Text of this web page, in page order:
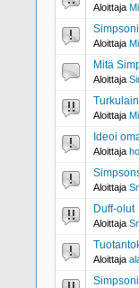
Aloittaja
Aloittaja
Mitä
Aloittaja
Aloittaja
Ideoi
Aloittaja
Aloittaja
Duff-olut
Aloittaja
Aloittaja